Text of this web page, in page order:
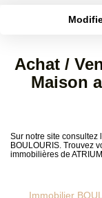
Sélectionnez...
Type de bien
Créer une
Achat /
Maison
Sur notre site consultez
BOULOURIS. Trouvez
immobilières de
Immobilier